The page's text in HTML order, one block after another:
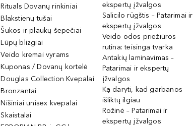
Rituals Dovanų rinkiniai
Blakstienų tušai
Šukos ir plaukų šepečiai
Lūpų blizgiai
Veido kremai vyrams
Kuponas / Dovanų kortelė
Douglas Collection Kvepalai
Bronzantai
Nišiniai unisex kvepalai
Skaistalai
ekspertų įžvalgos
Salicilo rūgštis – Patarimai ir
ekspertų įžvalgos
Veido odos priežiūros
rutina: teisinga tvarka
Antakių laminavimas –
Patarimai ir ekspertų
įžvalgos
Ką daryti, kad garbanos
išliktų ilgiau
Rožinė – Patarimai ir
ekspertų įžvalgos